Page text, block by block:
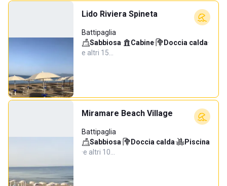
Lido Riviera Spineta
Battipaglia
Sabbiosa· Cabine· Doccia calda·
e altri 15…
Miramare Beach Village
Battipaglia
Sabbiosa· Doccia calda·
Piscina
·e altri 10…